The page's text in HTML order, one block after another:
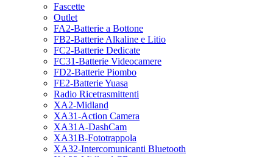
Fascette
Outlet
FA2-Batterie a Bottone
FB2-Batterie Alkaline e Litio
FC2-Batterie Dedicate
FC31-Batterie Videocamere
FD2-Batterie Piombo
FE2-Batterie Yuasa
Radio Ricetrasmittenti
XA2-Midland
XA31-Action Camera
XA31A-DashCam
XA31B-Fototrappola
XA32-Intercomunicanti Bluetooth